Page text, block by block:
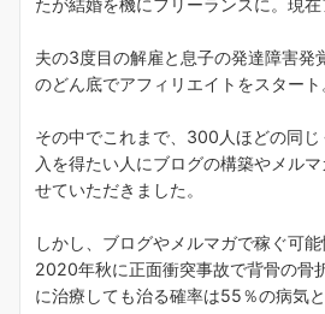
たが結婚を機にフリーランスに。現在
夫の3度目の解雇と息子の発達障害発
のどん底でアフィリエイトをスタート
その中でこれまで、300人ほどの同じ
入を得たい人にブログの構築やメル
せていただきました。
しかし、ブログやメルマガで稼ぐ可能
2020年秋に正面衝突事故で背骨の骨
に治療しても治る確率は55％の病気と